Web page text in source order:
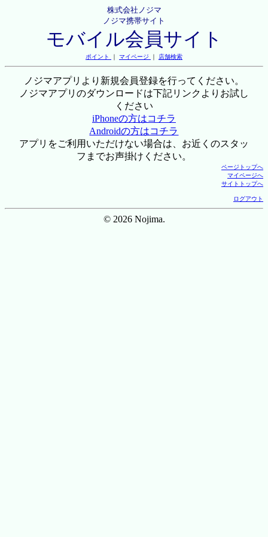
株式会社ノジマ
ノジマ携帯サイト
モバイル会員サイト
ポイント ｜ マイページ ｜ 店舗検索
ノジマアプリより新規会員登録を行ってください。
ノジマアプリのダウンロードは下記リンクよりお試し
ください
iPhoneの方はコチラ
Androidの方はコチラ
アプリをご利用いただけない場合は、お近くのスタッ
フまでお声掛けください。
ページトップへ
マイページへ
サイトトップへ
ログアウト
© 2026 Nojima.